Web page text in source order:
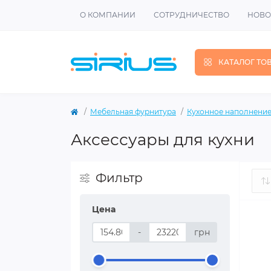
О КОМПАНИИ СОТРУДНИЧЕСТВО
КАТАЛОГ
Мебельная фурнитура Кухонное наполнение
Аксессуары для кухни
Фильтр
Цена
- грн